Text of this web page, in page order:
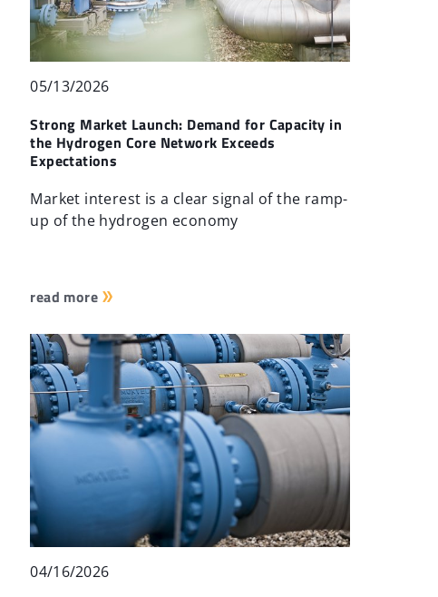
05/13/2026
Strong Market Launch: Demand for Capacity in
the Hydrogen Core Network Exceeds
Expectations
Market interest is a clear signal of the ramp-
up of the hydrogen economy
read more
04/16/2026